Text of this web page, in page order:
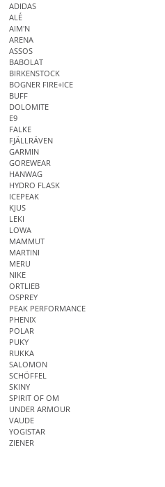
ADIDAS
ALÉ
AIM'N
ARENA
ASSOS
BABOLAT
BIRKENSTOCK
BOGNER FIRE+ICE
BUFF
DOLOMITE
E9
FALKE
FJÄLLRÄVEN
GARMIN
GOREWEAR
HANWAG
HYDRO FLASK
ICEPEAK
KJUS
LEKI
LOWA
MAMMUT
MARTINI
MERU
NIKE
ORTLIEB
OSPREY
PEAK PERFORMANCE
PHENIX
POLAR
PUKY
RUKKA
SALOMON
SCHÖFFEL
SKINY
SPIRIT OF OM
UNDER ARMOUR
VAUDE
YOGISTAR
ZIENER